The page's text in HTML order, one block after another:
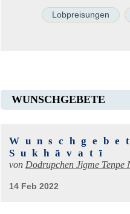
Lobpreisungen
WUNSCHGEBETE
Sukhāvatī
von Dodrupchen Jigme Tenpe
14 Feb 2022